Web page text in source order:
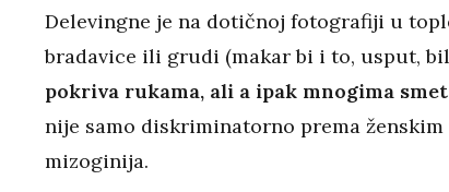
Delevingne je na dotičnoj fotografiji u
bradavice ili grudi (makar bi i to, usput,
pokriva rukama, ali a ipak mnogima
nije samo diskriminatorno prema
mizoginija.